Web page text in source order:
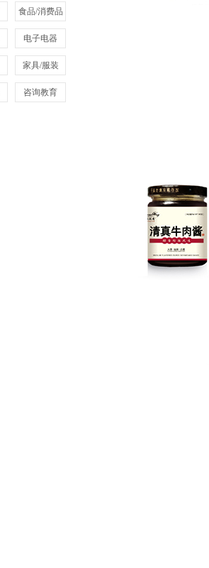
食品/消费品
电子电器
家具/服装
咨询教育